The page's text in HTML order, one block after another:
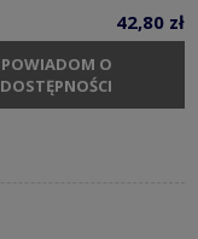
42,80 zł
POWIADOM O
DOSTĘPNOŚCI